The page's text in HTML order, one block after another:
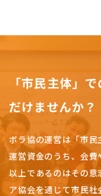
「市民主体」
だけませんか？
ボラ協の運営は「市民
運営資金のうち、会費
以上であるのはその意
ア協会を通じて市民社